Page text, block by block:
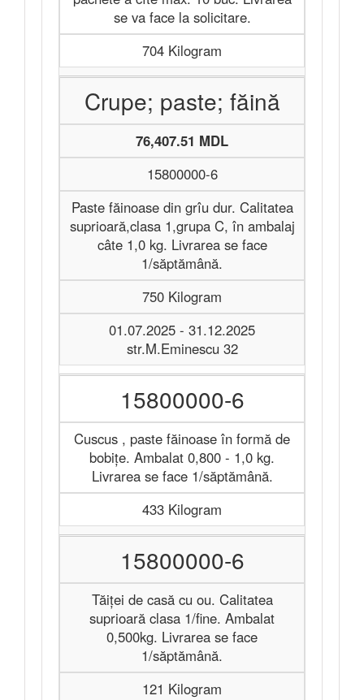
se va face la solicitare.
704 Kilogram
Crupe; paste; făină
76,407.51 MDL
15800000-6
Paste făinoase din grîu dur. Calitatea
suprioară,clasa 1,grupa C, în ambalaj
câte 1,0 kg. Livrarea se face
1/săptămână.
750 Kilogram
01.07.2025 - 31.12.2025
str.M.Eminescu 32
15800000-6
Cuscus , paste făinoase în formă de
bobițe. Ambalat 0,800 - 1,0 kg.
Livrarea se face 1/săptămână.
433 Kilogram
15800000-6
Tăiței de casă cu ou. Calitatea
suprioară clasa 1/fine. Ambalat
0,500kg. Livrarea se face
1/săptămână.
121 Kilogram